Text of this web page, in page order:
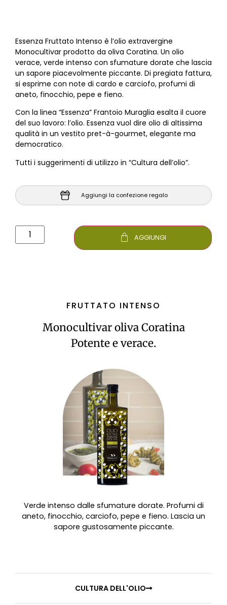
Essenza Fruttato Intenso è l’olio extravergine
Monocultivar prodotto da oliva Coratina. Un olio
verace, verde intenso con sfumature dorate che lascia
un sapore piacevolmente piccante. Di pregiata fattura,
si esprime con note di cardo e carciofo, profumi di
aneto, finocchio, pepe e fieno.
Con la linea “Essenza” Frantoio Muraglia esalta il cuore
del suo lavoro: l’olio. Essenza vuol dire olio di altissima
qualità in un vestito pret-à-gourmet, elegante ma
democratico.
Tutti i suggerimenti di utilizzo in “Cultura dell’olio”.
Aggiungi la confezione regalo
AGGIUNGI
FRUTTATO INTENSO
Monocultivar oliva Coratina
Potente e verace.
Verde intenso dalle sfumature dorate. Profumi di
aneto, finocchio, carciofo, pepe e fieno. Lascia un
sapore gustosamente piccante.
CULTURA DELL'OLIO